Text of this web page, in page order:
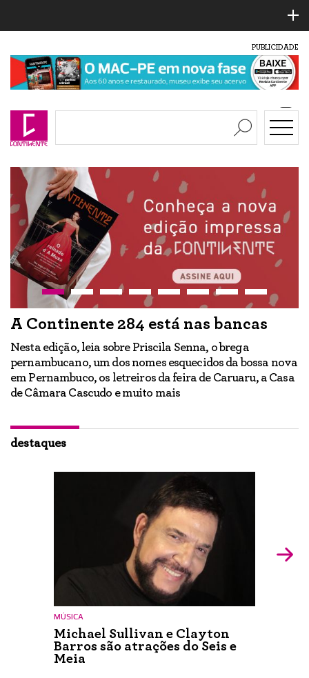
PUBLICIDADE
A Continente 284 está nas bancas
Nesta edição, leia sobre Priscila Senna, o brega
pernambucano, um dos nomes esquecidos da bossa nova
em Pernambuco, os letreiros da feira de Caruaru, a Casa
de Câmara Cascudo e muito mais
destaques
MÚSICA
Michael Sullivan e Clayton
Barros são atrações do Seis e
Meia